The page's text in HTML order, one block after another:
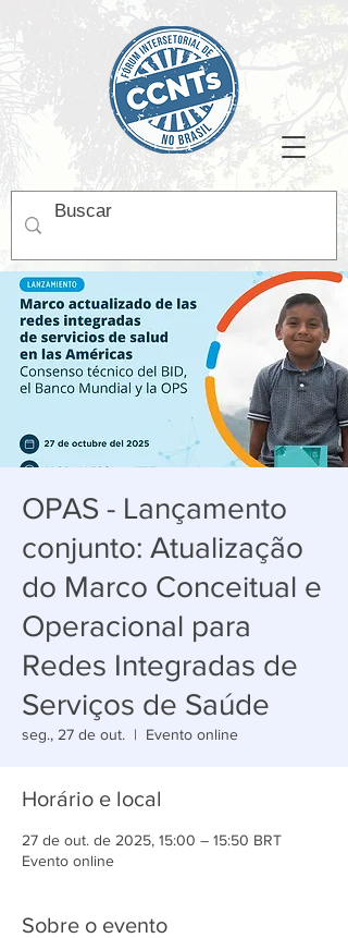
OPAS - Lançamento
conjunto: Atualização
do Marco Conceitual e
Operacional para
Redes Integradas de
Serviços de Saúde
seg., 27 de out.
  |
Evento online
Horário e local
27 de out. de 2025, 15:00 – 15:50 BRT
Evento online
Sobre o evento